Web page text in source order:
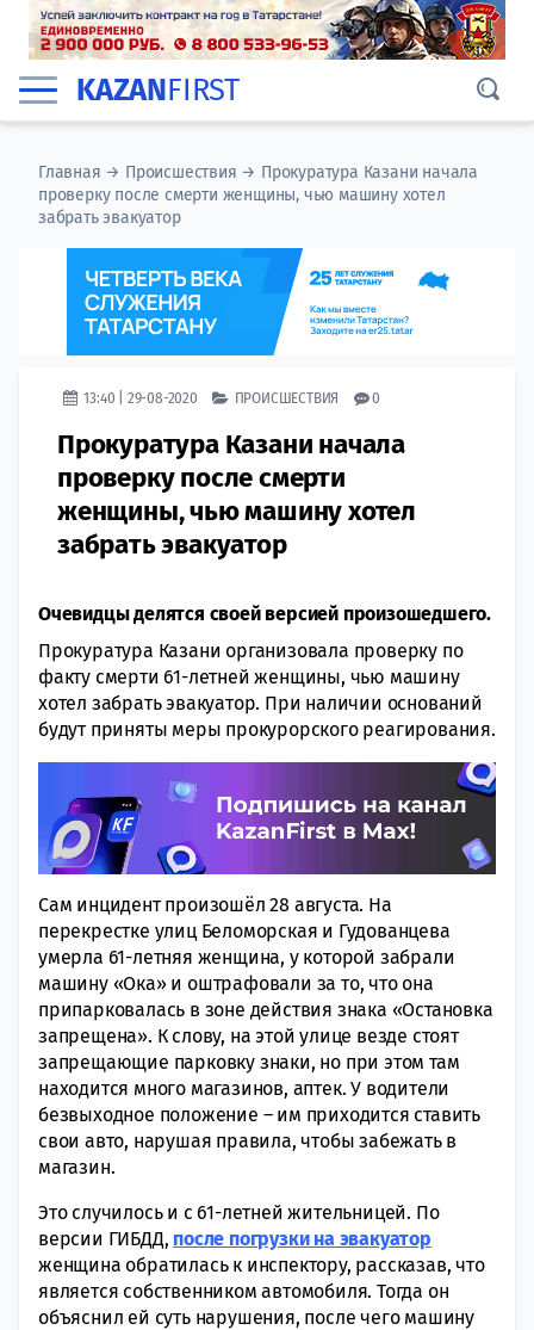
KAZANFIRST
Главная → Происшествия → Прокуратура Казани начала
проверку после смерти женщины, чью машину хотел
забрать эвакуатор
13:40 | 29-08-2020 ПРОИСШЕСТВИЯ 0
Прокуратура Казани начала
проверку после смерти
женщины, чью машину хотел
забрать эвакуатор
Очевидцы делятся своей версией произошедшего.
Прокуратура Казани организовала проверку по
факту смерти 61-летней женщины, чью машину
хотел забрать эвакуатор. При наличии оснований
будут приняты меры прокурорского реагирования.
Сам инцидент произошёл 28 августа. На
перекрестке улиц Беломорская и Гудованцева
умерла 61-летняя женщина, у которой забрали
машину «Ока» и оштрафовали за то, что она
припарковалась в зоне действия знака «Остановка
запрещена». К слову, на этой улице везде стоят
запрещающие парковку знаки, но при этом там
находится много магазинов, аптек. У водители
безвыходное положение – им приходится ставить
свои авто, нарушая правила, чтобы забежать в
магазин.
Это случилось и с 61-летней жительницей. По
версии ГИБДД, после погрузки на эвакуатор
женщина обратилась к инспектору, рассказав, что
является собственником автомобиля. Тогда он
объяснил ей суть нарушения, после чего машину